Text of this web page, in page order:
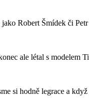
Robert Šmídek či
ale létal s modelem
si hodně legrace a